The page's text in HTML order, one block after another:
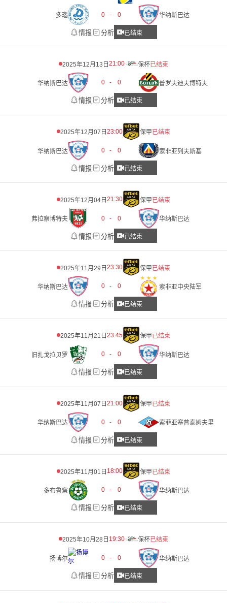
多瑙 0 - 0 华纳斯巴达
情报 分析 已结束
2025年12月13日 21:00 保杯已结束
华纳斯巴达 0 - 0 普罗夫迪夫博特夫
情报 分析 已结束
2025年12月07日 23:00 保甲已结束
华纳斯巴达 0 - 0 索非亚列夫斯基
情报 分析 已结束
2025年12月04日 21:30 保甲已结束
弗拉察博特夫 0 - 0 华纳斯巴达
情报 分析 已结束
2025年11月29日 23:30 保甲已结束
华纳斯巴达 0 - 0 索非亚中央陆军
情报 分析 已结束
2025年11月21日 23:45 保甲已结束
旧扎戈拉贝罗 0 - 0 华纳斯巴达
情报 分析 已结束
2025年11月07日 21:00 保甲已结束
华纳斯巴达 0 - 0 索菲亚塞普泰姆夫里
情报 分析 已结束
2025年11月01日 18:00 保甲已结束
多布鲁察 0 - 0 华纳斯巴达
情报 分析 已结束
2025年10月28日 19:30 保杯已结束
扬博尔 0 - 0 华纳斯巴达
情报 分析 已结束